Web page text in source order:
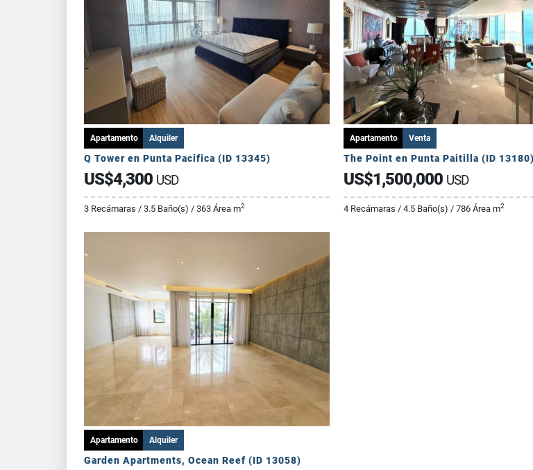
Apartamento Alquiler
Q Tower en Punta Pacifica (ID 13345)
US$4,300 USD
3 Recámaras / 3.5 Baño(s) / 363 Área m2
Apartamento Venta
The Point en Punta Paitilla (ID 13180)
US$1,500,000 USD
4 Recámaras / 4.5 Baño(s) / 786 Área m2
Apartamento Alquiler
Garden Apartments, Ocean Reef (ID 13058)